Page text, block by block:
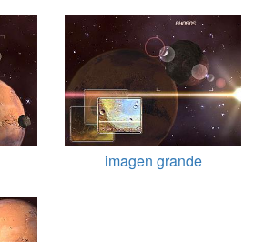
imagen grande